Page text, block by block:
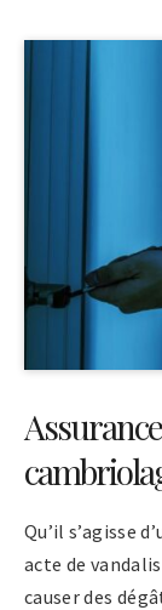
Qu’il s’agisse
acte de
causer des